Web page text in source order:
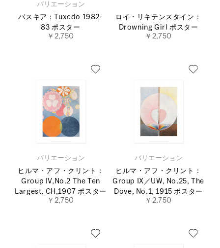
バリエーション
バスキア：Tuxedo 1982-
83 ポスター
￥2,750
ロイ・リキテンスタイン：
Drowning Girl ポスター
￥2,750
バリエーション
ヒルマ・アフ・クリント：
Group IV,No.2 The Ten
Largest, CH,1907 ポスター
￥2,750
バリエーション
ヒルマ・アフ・クリント：
Group IX／UW, No.25, The
Dove, No.1, 1915 ポスター
￥2,750